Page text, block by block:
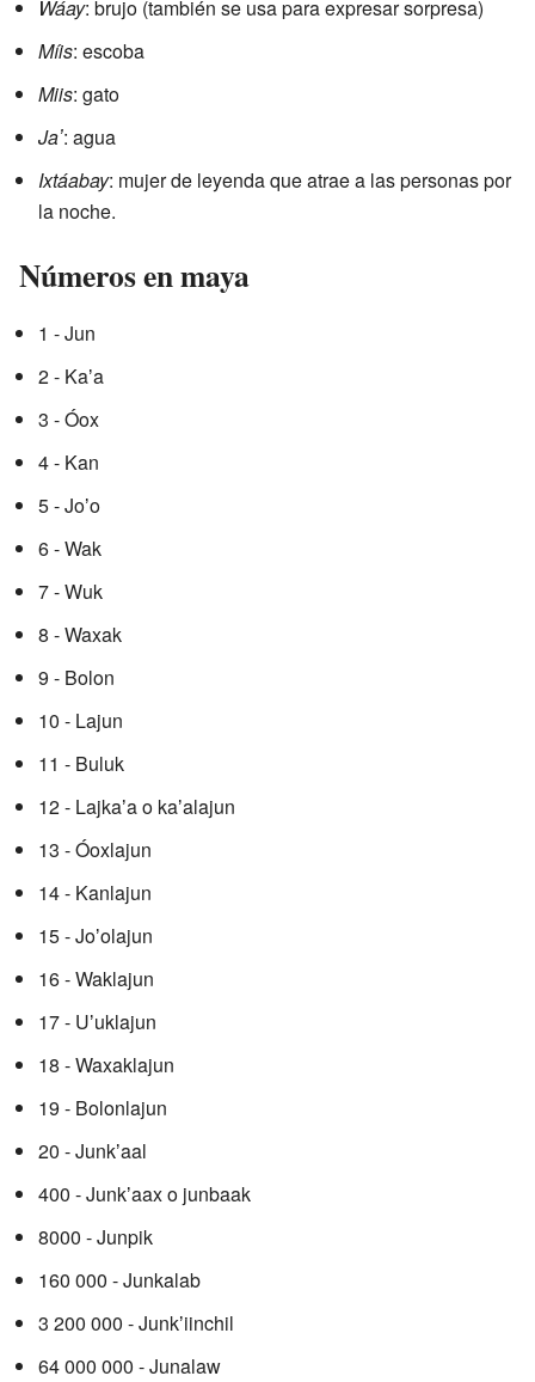
Wáay: brujo (también se usa para expresar sorpresa)
Míis: escoba
Miis: gato
Jaʼ: agua
Ixtáabay: mujer de leyenda que atrae a las personas por
la noche.
Números en maya
1 - Jun
2 - Kaʼa
3 - Óox
4 - Kan
5 - Joʼo
6 - Wak
7 - Wuk
8 - Waxak
9 - Bolon
10 - Lajun
11 - Buluk
12 - Lajkaʼa o kaʼalajun
13 - Óoxlajun
14 - Kanlajun
15 - Joʼolajun
16 - Waklajun
17 - Uʼuklajun
18 - Waxaklajun
19 - Bolonlajun
20 - Junkʼaal
400 - Junkʼaax o junbaak
8000 - Junpik
160 000 - Junkalab
3 200 000 - Junkʼiinchil
64 000 000 - Junalaw